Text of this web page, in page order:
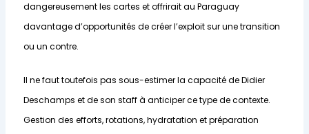
dangereusement les cartes et offrirait au Paraguay
davantage d’opportunités de créer l’exploit sur une transition
ou un contre.
Il ne faut toutefois pas sous-estimer la capacité de Didier
Deschamps et de son staff à anticiper ce type de contexte.
Gestion des efforts, rotations, hydratation et préparation